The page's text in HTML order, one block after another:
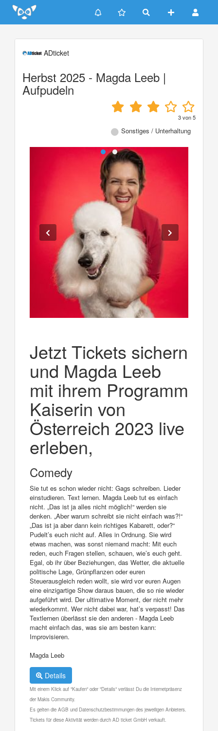
Update cookies preferences
ADticket
Herbst 2025 - Magda Leeb |
Aufpudeln
3von5
Sonstiges / Unterhaltung
Jetzt Tickets sichern
und Magda Leeb
mit ihrem Programm
Kaiserin von
Österreich 2023 live
erleben,
Comedy
Sie tut es schon wieder nicht: Gags schreiben. Lieder
einstudieren. Text lernen. Magda Leeb tut es einfach
nicht. „Das ist ja alles nicht möglich!“ werden sie
denken. „Aber warum schreibt sie nicht einfach was?!“
„Das ist ja aber dann kein richtiges Kabarett, oder?“
Pudelt’s euch nicht auf. Alles in Ordnung. Sie wird
etwas machen, was sonst niemand macht: Mit euch
reden, euch Fragen stellen, schauen, wie’s euch geht.
Egal, ob ihr über Beziehungen, das Wetter, die aktuelle
politische Lage, Grünpflanzen oder euren
Steuerausgleich reden wollt, sie wird vor euren Augen
eine einzigartige Show daraus bauen, die so nie wieder
aufgeführt wird. Der ultimative Moment, der nicht mehr
wiederkommt. Wer nicht dabei war, hat’s verpasst! Das
Textlernen überlässt sie den anderen - Magda Leeb
macht einfach das, was sie am besten kann:
Improvisieren.
Magda Leeb
Details
Mit einem Klick auf "Kaufen" oder "Details" verlässt Du die Internetpräsenz
der Makis Community.
Es gelten die AGB und Datenschutzbestimmungen des jeweiligen Anbieters.
Tickets für diese Aktivität werden durch AD ticket GmbH verkauft.